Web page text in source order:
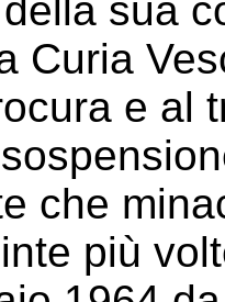
della sua
Curia
e al
che
più